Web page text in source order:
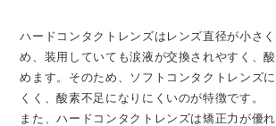
ハードコンタクトレンズはレンズ直径が小さ
め、装用していても涙液が交換されやすく、
めます。そのため、ソフトコンタクトレンズ
くく、酸素不足になりにくいのが特徴です。
また、ハードコンタクトレンズは矯正力が優